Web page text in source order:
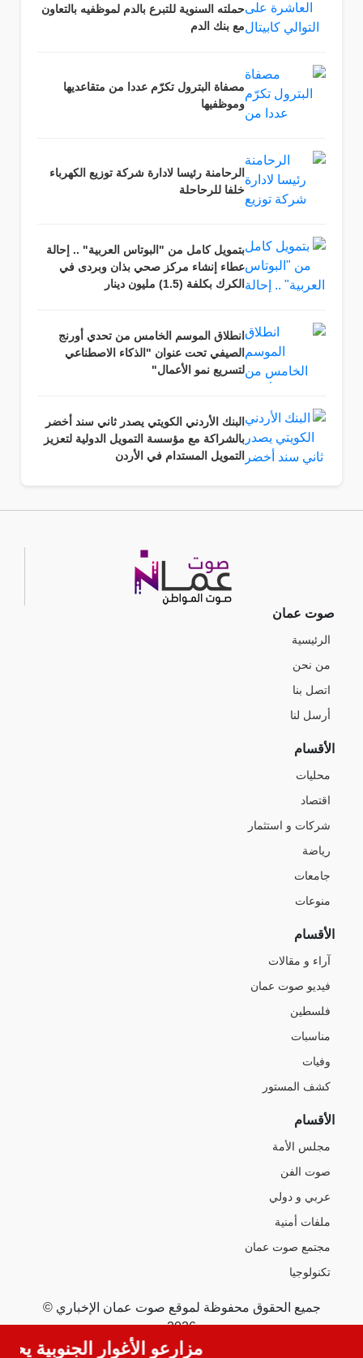
حملته السنوية للتبرع بالدم لموظفيه بالتعاون
مع بنك الدم
مصفاة البترول تكرّم عددا من متقاعديها
وموظفيها
الرحامنة رئيسا لادارة شركة توزيع الكهرباء
خلفا للرحاحلة
بتمويل كامل من "البوتاس العربية" .. إحالة
عطاء إنشاء مركز صحي بذان وبردى في
الكرك بكلفة (1.5) مليون دينار
انطلاق الموسم الخامس من تحدي أورنج
الصيفي تحت عنوان "الذكاء الاصطناعي
لتسريع نمو الأعمال"
البنك الأردني الكويتي يصدر ثاني سند أخضر
بالشراكة مع مؤسسة التمويل الدولية لتعزيز
التمويل المستدام في الأردن
صوت عمان
الرئيسية
من نحن
اتصل بنا
أرسل لنا
الأقسام
محليات
اقتصاد
شركات و استثمار
رياضة
جامعات
منوعات
الأقسام
آراء و مقالات
فيديو صوت عمان
فلسطين
مناسبات
وفيات
كشف المستور
الأقسام
مجلس الأمة
صوت الفن
عربي و دولي
ملفات أمنية
مجتمع صوت عمان
تكنولوجيا
جميع الحقوق محفوظة لموقع صوت عمان الإخباري ©
2026
مزارعو الأغوار الجنوبية